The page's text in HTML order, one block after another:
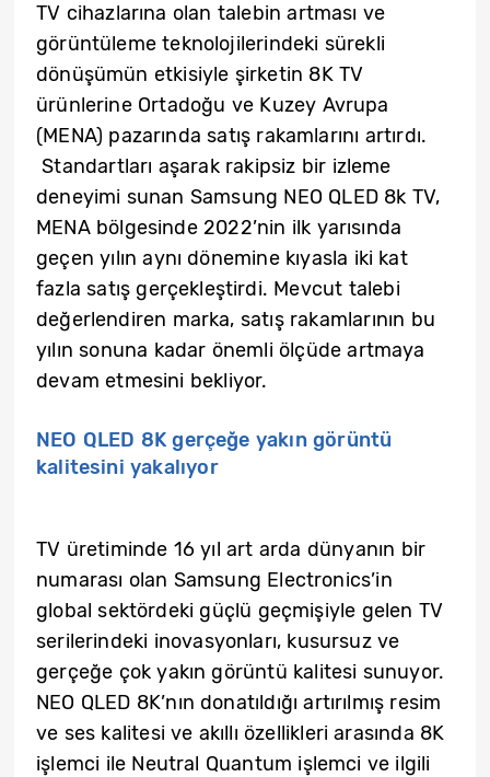
TV cihazlarına olan talebin artması ve
görüntüleme teknolojilerindeki sürekli
dönüşümün etkisiyle şirketin 8K TV
ürünlerine Ortadoğu ve Kuzey Avrupa
(MENA) pazarında satış rakamlarını artırdı.
Standartları aşarak rakipsiz bir izleme
deneyimi sunan Samsung NEO QLED 8k TV,
MENA bölgesinde 2022’nin ilk yarısında
geçen yılın aynı dönemine kıyasla iki kat
fazla satış gerçekleştirdi. Mevcut talebi
değerlendiren marka, satış rakamlarının bu
yılın sonuna kadar önemli ölçüde artmaya
devam etmesini bekliyor.
NEO QLED 8K gerçeğe yakın görüntü
kalitesini yakalıyor
TV üretiminde 16 yıl art arda dünyanın bir
numarası olan Samsung Electronics’in
global sektördeki güçlü geçmişiyle gelen TV
serilerindeki inovasyonları, kusursuz ve
gerçeğe çok yakın görüntü kalitesi sunuyor.
NEO QLED 8K’nın donatıldığı artırılmış resim
ve ses kalitesi ve akıllı özellikleri arasında 8K
işlemci ile Neutral Quantum işlemci ve ilgili